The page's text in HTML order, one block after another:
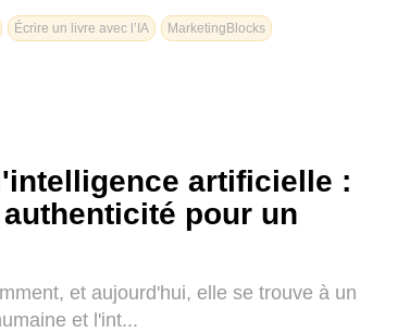
Écrire un livre avec l’IA MarketingBlocks
artificielle :
pour un
et aujourd'hui, elle se trouve à un
et l'int...